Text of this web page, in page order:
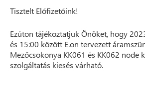
Tisztelt Előfizetőink!
Ezúton tájékoztatjuk Önöket, hogy
és 15:00 között E.on tervezett
Mezőcsokonya KK061 és KK062 node
szolgáltatás kiesés várható.